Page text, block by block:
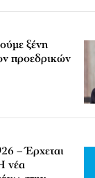
ξένη
προεδρικών
– Έρχεται
νέα